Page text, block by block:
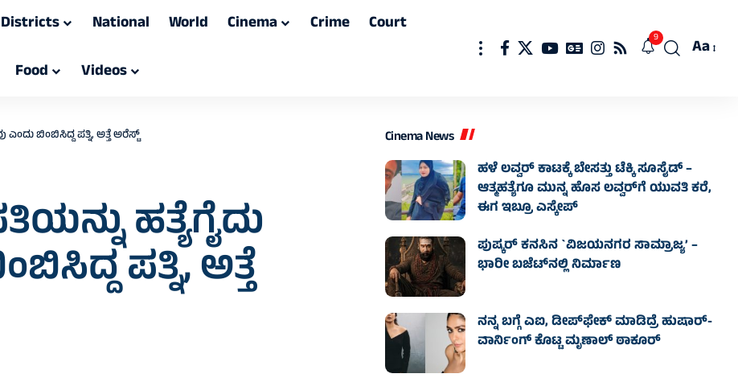
Districts National World Cinema Crime
Court
Food Videos
9
Font
Aa
ಎಂದು ಬಿಂಬಿಸಿದ್ದ ಪತ್ನಿ, ಅತ್ತೆ ಅರೆಸ್ಟ್
ಹತ್ಯೆಗೈದು
ಪತ್ನಿ, ಅತ್ತೆ
Cinema News
ಹಳೆ ಲವ್ವರ್‌ ಕಾಟಕ್ಕೆ ಬೇಸತ್ತು ಟೆಕ್ಕಿ ಸೂಸೈಡ್‌ –
ಆತ್ಮಹತ್ಯೆಗೂ ಮುನ್ನ ಹೊಸ ಲವ್ವರ್‌ಗೆ ಯುವತಿ ಕರೆ,
ಈಗ ಇಬ್ರೂ ಎಸ್ಕೇಪ್‌
ಪುಷ್ಕರ್ ಕನಸಿನ `ವಿಜಯನಗರ ಸಾಮ್ರಾಜ್ಯ’ –
ಭಾರೀ ಬಜೆಟ್‌ನಲ್ಲಿ ನಿರ್ಮಾಣ
ನನ್ನ ಬಗ್ಗೆ ಎಐ, ಡೀಪ್‌ಫೇಕ್ ಮಾಡಿದ್ರೆ ಹುಷಾರ್-
ವಾರ್ನಿಂಗ್ ಕೊಟ್ಟ ಮೃಣಾಲ್ ಠಾಕೂರ್